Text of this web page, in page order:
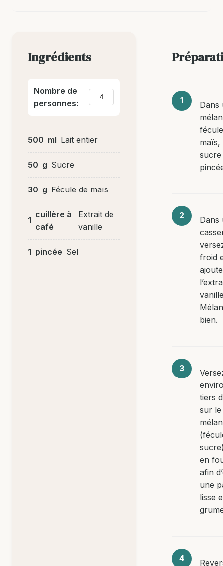
Ingrédients
Nombre de
personnes:
500 ml Lait entier
50 g Sucre
30 g Fécule de maïs
1
cuillère à
café
Extrait de
vanille
1 pincée Sel
Dans
maïs,
sucre
Dans
froid
bien.
tiers
sur le
en
afin
une
lisse